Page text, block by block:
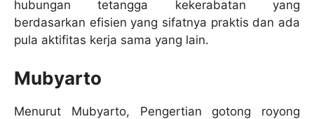
hubungan tetangga kekerabatan yang
berdasarkan efisien yang sifatnya praktis dan ada
pula aktifitas kerja sama yang lain.
Mubyarto
Menurut Mubyarto, Pengertian gotong royong